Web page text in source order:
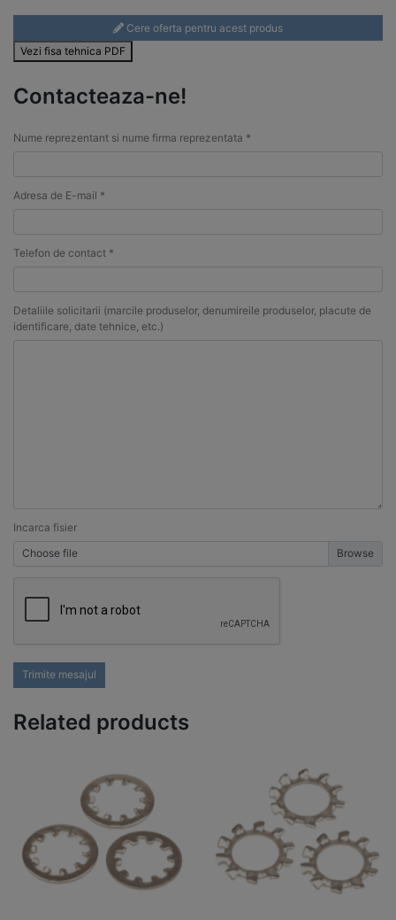
Cere oferta pentru acest produs
Vezi fisa tehnica PDF
Contacteaza-ne!
Nume reprezentant si nume firma reprezentata *
Adresa de E-mail *
Telefon de contact *
Detaliile solicitarii (marcile produselor, denumireile produselor, placute de
identificare, date tehnice, etc.)
Incarca fisier
Choose file
Trimite mesajul
Related products